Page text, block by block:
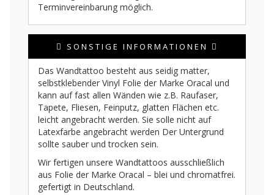
Terminvereinbarung möglich.
SONSTIGE INFORMATIONEN
Das Wandtattoo besteht aus seidig matter,
selbstklebender Vinyl Folie der Marke Oracal und
kann auf fast allen Wänden wie z.B. Raufaser,
Tapete, Fliesen, Feinputz, glatten Flächen etc.
leicht angebracht werden. Sie solle nicht auf
Latexfarbe angebracht werden Der Untergrund
sollte sauber und trocken sein.
Wir fertigen unsere Wandtattoos ausschließlich
aus Folie der Marke Oracal – blei und chromatfrei.
gefertigt in Deutschland.